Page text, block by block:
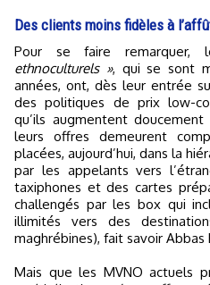
Des clients moins fidèles à
Pour se faire remarquer,
ethnoculturels », qui se sont
années, ont, dès leur entrée
des politiques de prix low-
qu’ils augmentent
leurs offres demeurent
placées, aujourd’hui, dans la
par les appelants vers
taxiphones et des cartes
challengés par les box qui
illimités vers des
maghrébines), fait savoir
Mais que les MVNO actuels